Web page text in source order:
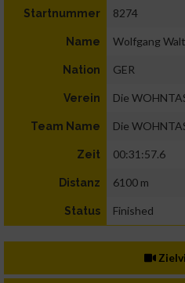
Startnummer 8274
Name Wolfgang
Nation GER
Verein Die
Team Name Die
Zeit 00:31:57.6
Distanz 6100 m
Status Finished